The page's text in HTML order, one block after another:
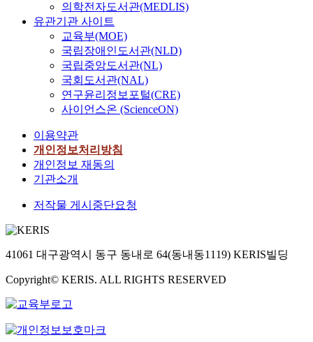
의학전자도서관(MEDLIS)
유관기관 사이트
교육부(MOE)
국립장애인도서관(NLD)
국립중앙도서관(NL)
국회도서관(NAL)
연구윤리정보포털(CRE)
사이언스온 (ScienceON)
이용약관
개인정보처리방침
개인정보 재동의
기관소개
저작물 게시중단요청
41061 대구광역시 동구 동내로 64(동내동1119) KERIS빌딩
Copyright© KERIS. ALL RIGHTS RESERVED